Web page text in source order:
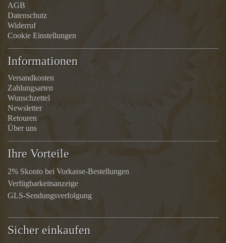
AGB
Datenschutz
Widerruf
Cookie Einstellungen
Informationen
Versandkosten
Zahlungsarten
Wunschzettel
Newsletter
Retouren
Über uns
Ihre Vorteile
2% Skonto bei Vorkasse-Bestellungen
Verfügbarkeitsanzeige
GLS-Sendungsverfolgung
Sicher einkaufen